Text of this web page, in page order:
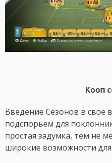
Кооп
Введение Сезонов в своё
подспорьем для
простая задумка, тем не
широкие возможности